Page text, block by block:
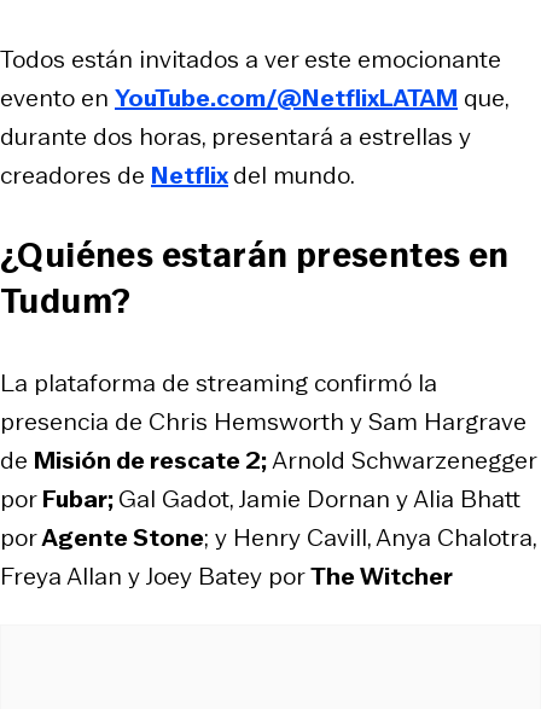
Todos están invitados a ver este emocionante
evento en YouTube.com/@NetflixLATAM que,
durante dos horas, presentará a estrellas y
creadores de Netflixdel mundo.
¿Quiénes estarán presentes en
Tudum?
La plataforma de streaming confirmó la
presencia de Chris Hemsworth y Sam Hargrave
de Misión de rescate 2;Arnold Schwarzenegger
porFubar;Gal Gadot, Jamie Dornan y Alia Bhatt
porAgente Stone; y Henry Cavill, Anya Chalotra,
Freya Allan y Joey Batey porThe Witcher